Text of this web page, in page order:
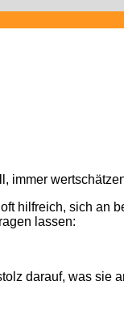
immer
oft hilfreich, sich an
lassen:
darauf, was